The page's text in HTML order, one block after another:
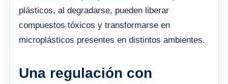
plásticos, al degradarse, pueden liberar
compuestos tóxicos y transformarse en
microplásticos presentes en distintos ambientes.
Una regulación con